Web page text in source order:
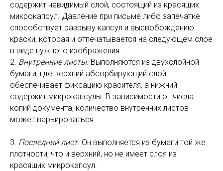
содержит невидимый слой, состоящий из красящих
микрокапсул. Давление при письме либо запечатке
способствует разрыву капсул и высвобождению
краски, которая и отпечатывается на следующем слое
в виде нужного изображения.
2. Внутренние листы. Выполняются из двухслойной
бумаги, где верхний абсорбирующий слой
обеспечивает фиксацию красителя, а нижний
содержит микрокапсулы. В зависимости от числа
копий документа, количество внутренних листов
может варьироваться.
3. Последний лист. Он выполняется из бумаги той же
плотности, что и верхний, но не имеет слоя из
красящих микрокапсул.